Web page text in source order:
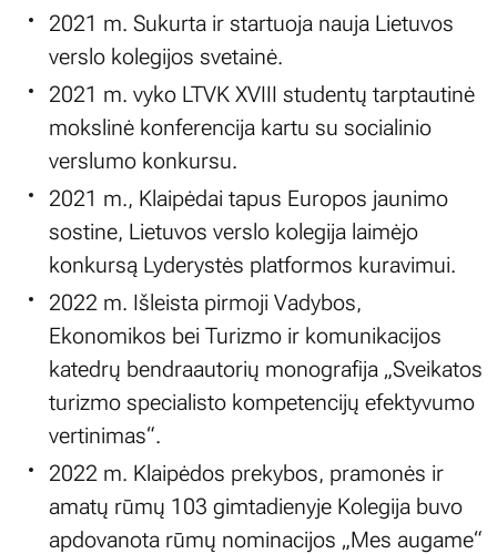
2021 m. Sukurta ir startuoja nauja Lietuvos
verslo kolegijos svetainė.
2021 m. vyko LTVK XVIII studentų tarptautinė
mokslinė konferencija kartu su socialinio
verslumo konkursu.
2021 m., Klaipėdai tapus Europos jaunimo
sostine, Lietuvos verslo kolegija laimėjo
konkursą Lyderystės platformos kuravimui.
2022 m. Išleista pirmoji Vadybos,
Ekonomikos bei Turizmo ir komunikacijos
katedrų bendraautorių monografija „Sveikatos
turizmo specialisto kompetencijų efektyvumo
vertinimas“.
2022 m. Klaipėdos prekybos, pramonės ir
amatų rūmų 103 gimtadienyje Kolegija buvo
apdovanota rūmų nominacijos „Mes augame“